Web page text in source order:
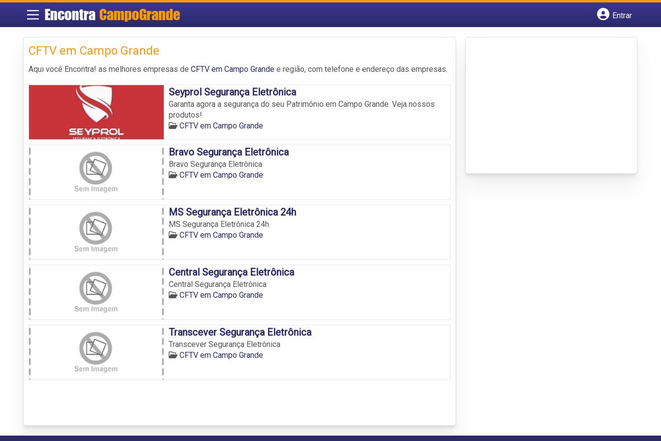
Encontra CampoGrande
Entrar
CFTV em Campo Grande
Aqui você Encontra! as melhores empresas de CFTV em Campo Grande e região, com telefone e endereço das empresas.
Seyprol Segurança Eletrônica
Garanta agora a segurança do seu Patrimônio em Campo Grande. Veja nossos
produtos!
CFTV em Campo Grande
Bravo Segurança Eletrônica
Bravo Segurança Eletrônica
CFTV em Campo Grande
MS Segurança Eletrônica 24h
MS Segurança Eletrônica 24h
CFTV em Campo Grande
Central Segurança Eletrônica
Central Segurança Eletrônica
CFTV em Campo Grande
Transcever Segurança Eletrônica
Transcever Segurança Eletrônica
CFTV em Campo Grande